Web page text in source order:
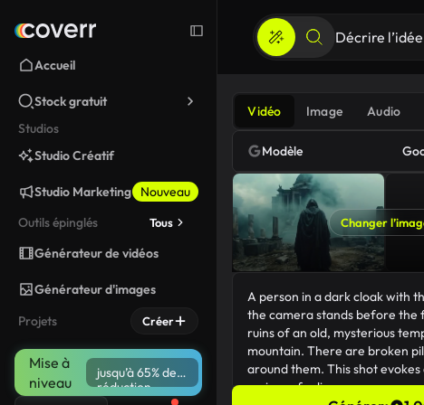
Accueil
Stock gratuit
Studios
Studio Créatif
Studio Marketing
Nouveau
Outils épinglés
Tous
Générateur de vidéos
Générateur d'images
Projets
Créer
Mise à
niveau
jusqu’à 65% de
réduction
Vidéo Image Audio
Modèle
Changer